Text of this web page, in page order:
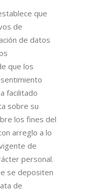
que
de
de datos
que los
facilitado
sobre su
los fines del
arreglo a lo
de
personal.
se depositen
de